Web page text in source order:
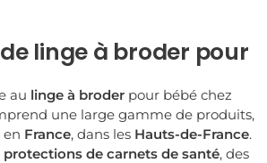
linge à broder pour
au linge à broder pour bébé chez
une large gamme de produits,
en France, dans les Hauts-de-France.
protections de carnets de santé, des